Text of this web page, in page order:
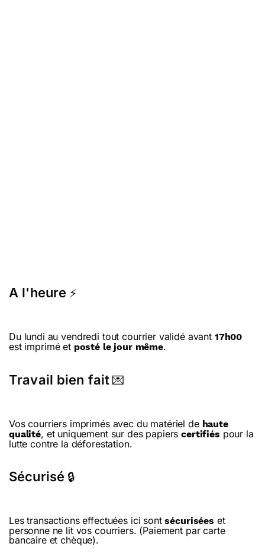
A l'heure ⚡
Du lundi au vendredi tout courrier validé avant 17h00
est imprimé et posté le jour même.
Travail bien fait 💌
Vos courriers imprimés avec du matériel de haute
qualité, et uniquement sur des papierscertifiés pour la
lutte contre la déforestation.
Sécurisé 🔒
Les transactions effectuées ici sontsécurisées et
personne ne lit vos courriers. (Paiement par carte
bancaire et chèque).